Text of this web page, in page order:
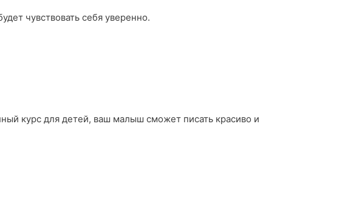
чувствовать себя уверенно.
курс для детей, ваш малыш сможет писать красиво и